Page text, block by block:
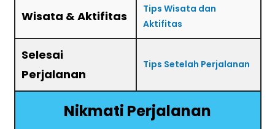
Wisata & Aktifitas
Tips Wisata dan
Aktifitas
Selesai
Perjalanan
Tips Setelah Perjalanan
Nikmati Perjalanan